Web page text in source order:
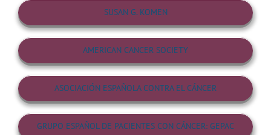
SUSAN G. KOMEN
AMERICAN CANCER SOCIETY
ASOCIACIÓN ESPAÑOLA CONTRA EL CÁNCER
GRUPO ESPAÑOL DE PACIENTES CON CÁNCER: GEPAC